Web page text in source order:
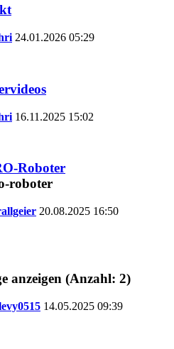
24.01.2026 05:29
16.11.2025 15:02
Roboter
20.08.2025 16:50
14.05.2025 09:39